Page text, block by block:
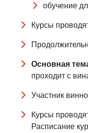
обучение
Курсы
Основная
проходит с
Участник
Курсы
Расписание